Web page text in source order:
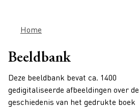
Kruimelpad
Home
Beeldbank
Deze beeldbank bevat ca. 1400
gedigitaliseerde afbeeldingen over de
geschiedenis van het gedrukte boek